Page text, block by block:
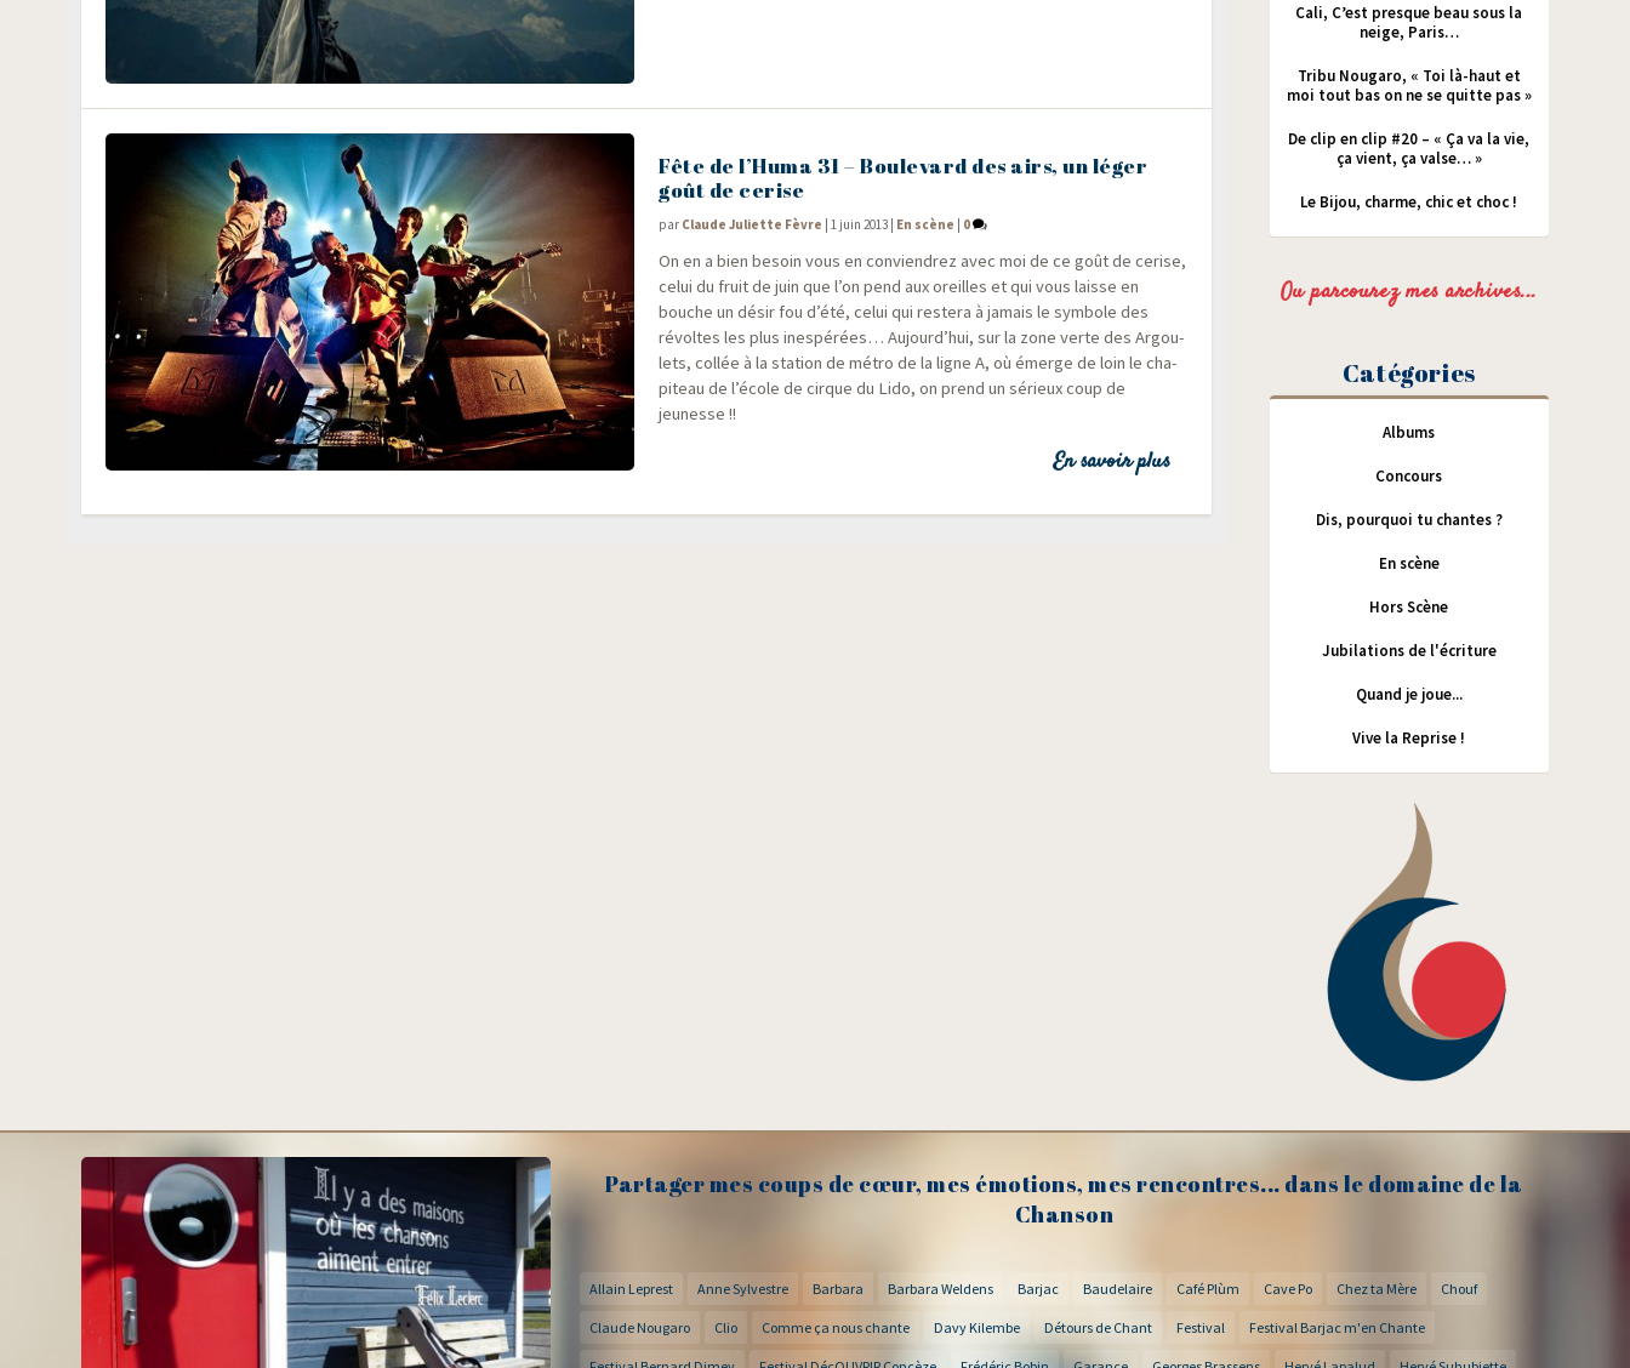
Fête de l’Huma 31 – Boulevard des airs, un léger
goût de cerise
par Claude Juliette Fèvre |1 juin 2013 En scène 0
On en a bien besoin vous en convien­drez avec moi de ce goût de cerise,
celui du fruit de juin que l’on pend aux oreilles et qui vous laisse en
bouche un désir fou d’été, celui qui res­te­ra à jamais le sym­bole des
révoltes les plus ines­pé­rées… Aujourd’hui, sur la zone verte des Argou­
lets, col­lée à la sta­tion de métro de la ligne A, où émerge de loin le cha­
pi­teau de l’école de cirque du Lido, on prend un sérieux coup de
jeunesse !!
En savoir plus
Cali, C’est presque beau sous la
neige, Paris…
Tribu Nougaro, « Toi là-haut et
moi tout bas on ne se quitte pas »
De clip en clip #20 – « Ça va la vie,
ça vient, ça valse… »
Le Bijou, charme, chic et choc !
Ou parcourez mes archives...
Catégories
Albums
Concours
Dis, pourquoi tu chantes ?
En scène
Hors Scène
Jubilations de l'écriture
Quand je joue...
Vive la Reprise !
Partager mes coups de cœur, mes émotions, mes rencontres... dans le domaine de la
Chanson
Allain Leprest Anne Sylvestre Barbara Barbara Weldens Barjac Baudelaire Café Plùm Cave Po Chez ta Mère Chouf
Claude Nougaro Clio Comme ça nous chante Davy Kilembe Détours de Chant Festival Festival Barjac m'en Chante